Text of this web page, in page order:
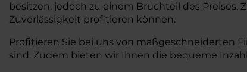
besitzen, jedoch zu einem Bruchteil des Preises.
Zuverlässigkeit profitieren können.
Profitieren Sie bei uns von maßgeschneiderten
sind. Zudem bieten wir Ihnen die bequeme